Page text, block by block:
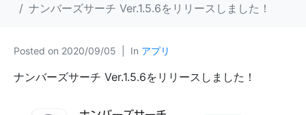
ナンバーズサーチ Ver.1.5.6をリリースしました！
Posted on 2020/09/05 In アプリ
ナンバーズサーチ Ver.1.5.6をリリースしました！